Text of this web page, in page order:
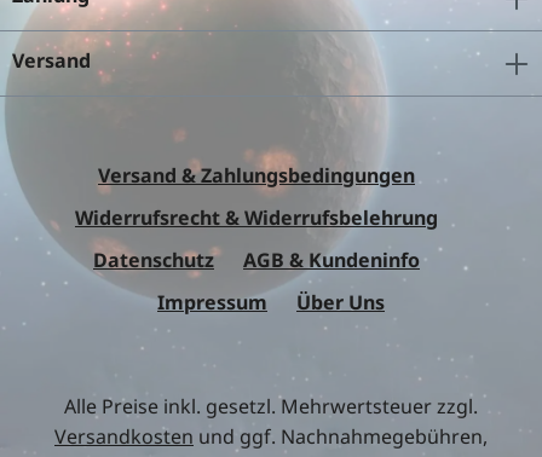
Versand
Versand & Zahlungsbedingungen
Widerrufsrecht & Widerrufsbelehrung
Datenschutz
AGB & Kundeninfo
Impressum
Über Uns
Alle Preise inkl. gesetzl. Mehrwertsteuer zzgl.
Versandkosten und ggf. Nachnahmegebühren,